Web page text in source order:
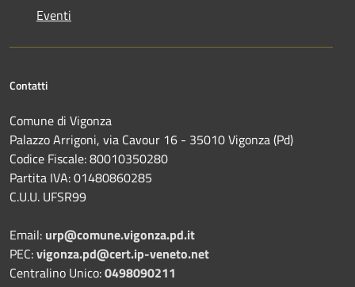
Eventi
Contatti
Comune di Vigonza
Palazzo Arrigoni, via Cavour 16 - 35010 Vigonza (Pd)
Codice Fiscale: 80010350280
Partita IVA: 01480860285
C.U.U. UFSR99
Email: urp@comune.vigonza.pd.it
PEC:vigonza.pd@cert.ip-veneto.net
Centralino Unico:0498090211